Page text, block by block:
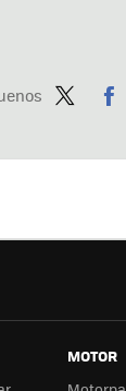
ter
ebo
MOTOR